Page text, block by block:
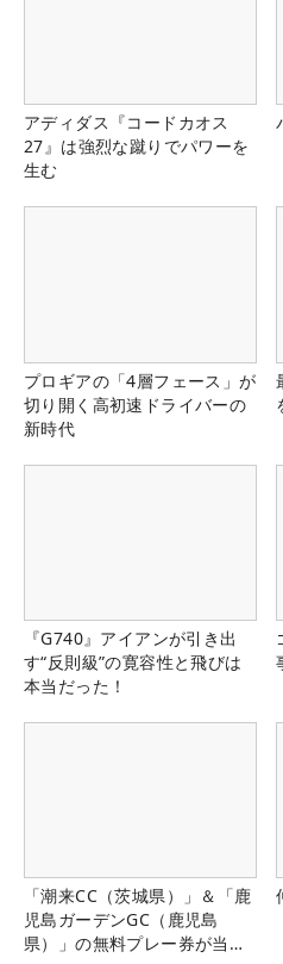
アディダス『コードカオス
27』は強烈な蹴りでパワーを
生む
プロギアの「4層フェース」が
切り開く高初速ドライバーの
新時代
『G740』アイアンが引き出
す“反則級”の寛容性と飛びは
本当だった！
「潮来CC（茨城県）」＆「鹿
児島ガーデンGC（鹿児島
県）」の無料プレー券が当た